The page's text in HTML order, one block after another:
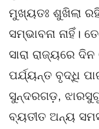
ମୁଖ୍ୟତଃ ଶୁଖିଲା
ସମ୍ଭାବନା ନାହିଁ।
ସାରା ରାଜ୍ୟରେ
ପର୍ଯ୍ୟନ୍ତ ବୃଦ୍ଧି
ସୁନ୍ଦରଗଡ଼,
ବ୍ୟତୀତ ଅନ୍ୟ